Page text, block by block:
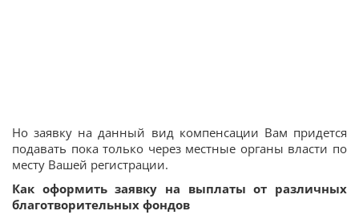
Но заявку на данный вид компенсации Вам придется
подавать пока только через местные органы власти по
месту Вашей регистрации.
Как оформить заявку на выплаты от различных
благотворительных фондов